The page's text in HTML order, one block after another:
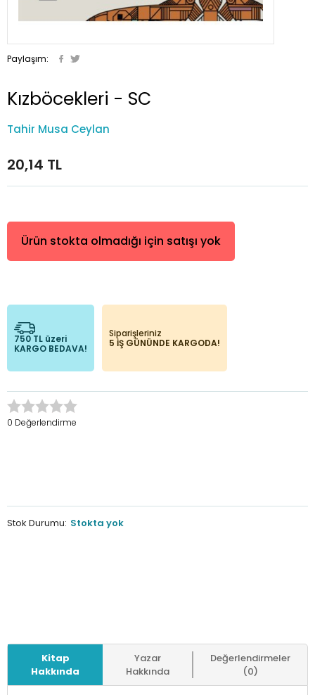
Paylaşım:
Kızböcekleri - SC
Tahir Musa Ceylan
20,14 TL
Ürün stokta olmadığı için satışı yok
750 TL üzeri
KARGO BEDAVA!
Siparişleriniz
5 İŞ GÜNÜNDE KARGODA!
0 Değerlendirme
Stok Durumu: Stokta yok
Kitap
Hakkında
Yazar
Hakkında
Değerlendirmeler
(0)